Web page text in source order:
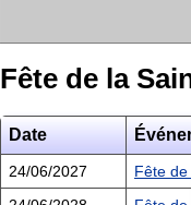
Fête de la
Date
24/06/2027 Fête